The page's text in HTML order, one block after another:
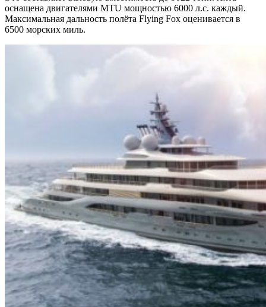
оснащена двигателями MTU мощностью 6000 л.с. каждый.
Максимальная дальность полёта Flying Fox оценивается в
6500 морских миль.